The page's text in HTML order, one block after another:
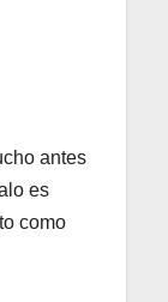
antes
es
como